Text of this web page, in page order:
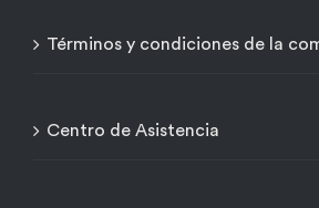
Términos y condiciones de la
Centro de Asistencia